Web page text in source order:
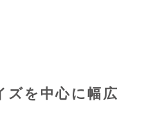
ズを中心に幅広